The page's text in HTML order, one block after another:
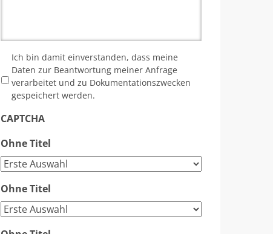
Ich bin damit einverstanden, dass meine
Daten zur Beantwortung meiner Anfrage
verarbeitet und zu Dokumentationszwecken
gespeichert werden.
CAPTCHA
Ohne Titel
Ohne Titel